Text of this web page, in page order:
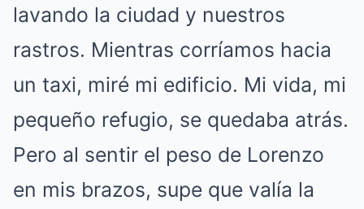
lavando la ciudad y nuestros
rastros. Mientras corríamos hacia
un taxi, miré mi edificio. Mi vida, mi
pequeño refugio, se quedaba atrás.
Pero al sentir el peso de Lorenzo
en mis brazos, supe que valía la